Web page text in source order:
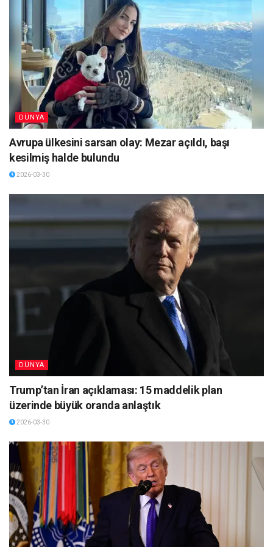
DÜNYA
Avrupa ülkesini sarsan olay: Mezar açıldı, başı
kesilmiş halde bulundu
2026-03-30
DÜNYA
Trump’tan İran açıklaması: 15 maddelik plan
üzerinde büyük oranda anlaştık
2026-03-30